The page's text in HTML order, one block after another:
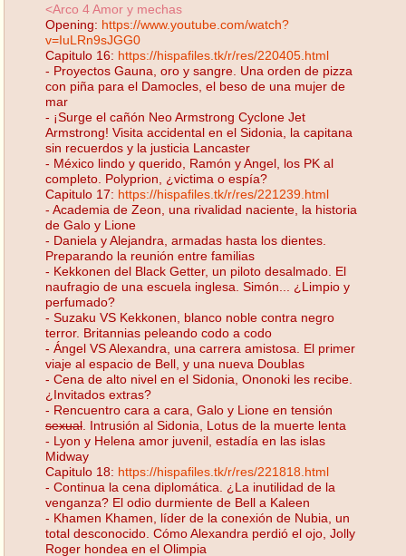
<Arco 4 Amor y mechas
Opening: https://www.youtube.com/watch?
v=IuLRn9sJGG0
Capitulo 16: https://hispafiles.tk/r/res/220405.html
- Proyectos Gauna, oro y sangre. Una orden de pizza
con piña para el Damocles, el beso de una mujer de
mar
- ¡Surge el cañón Neo Armstrong Cyclone Jet
Armstrong! Visita accidental en el Sidonia, la capitana
sin recuerdos y la justicia Lancaster
- México lindo y querido, Ramón y Angel, los PK al
completo. Polyprion, ¿victima o espía?
Capitulo 17: https://hispafiles.tk/r/res/221239.html
- Academia de Zeon, una rivalidad naciente, la historia
de Galo y Lione
- Daniela y Alejandra, armadas hasta los dientes.
Preparando la reunión entre familias
- Kekkonen del Black Getter, un piloto desalmado. El
naufragio de una escuela inglesa. Simón... ¿Limpio y
perfumado?
- Suzaku VS Kekkonen, blanco noble contra negro
terror. Britannias peleando codo a codo
- Ángel VS Alexandra, una carrera amistosa. El primer
viaje al espacio de Bell, y una nueva Doublas
- Cena de alto nivel en el Sidonia, Ononoki les recibe.
¿Invitados extras?
- Rencuentro cara a cara, Galo y Lione en tensión
sexual . Intrusión al Sidonia, Lotus de la muerte lenta
- Lyon y Helena amor juvenil, estadía en las islas
Midway
Capitulo 18: https://hispafiles.tk/r/res/221818.html
- Continua la cena diplomática. ¿La inutilidad de la
venganza? El odio durmiente de Bell a Kaleen
- Khamen Khamen, líder de la conexión de Nubia, un
total desconocido. Cómo Alexandra perdió el ojo, Jolly
Roger hondea en el Olimpia